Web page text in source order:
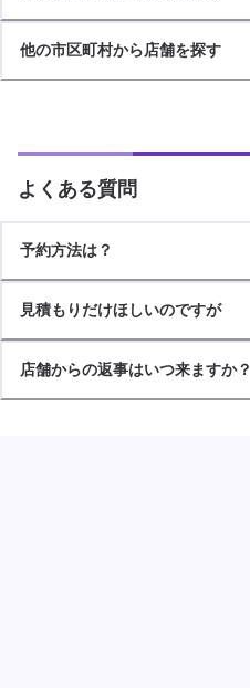
他の市区町村から店舗を探す
よくある質問
予約方法は？
見積もりだけほしいのですが
店舗からの返事はいつ来ますか？